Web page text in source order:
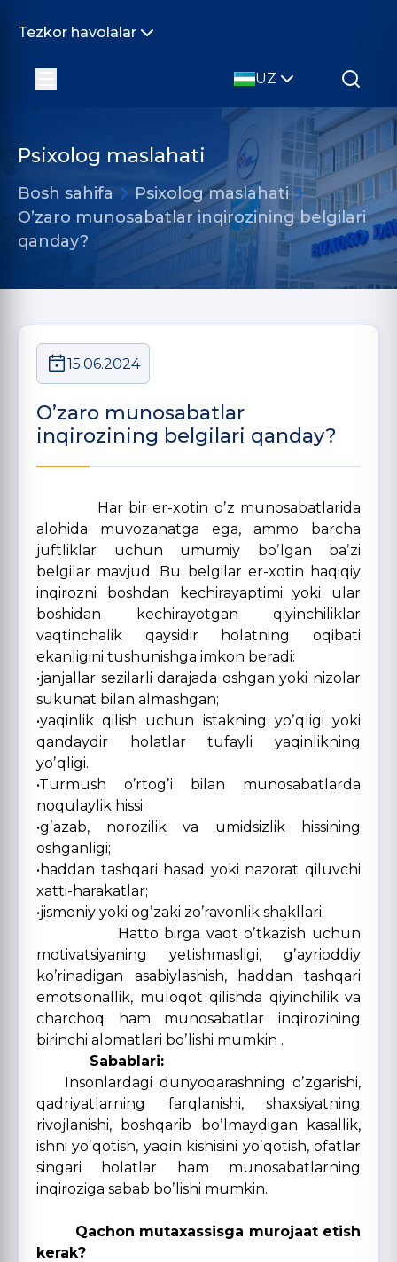
Tezkor havolalar
UZ
Psixolog maslahati
Bosh sahifa
Psixolog maslahati
Oʼzaro munosabatlar inqirozining belgilari
qanday?
15.06.2024
Oʼzaro munosabatlar
inqirozining belgilari qanday?
Har bir er-xotin oʼz munosabatlarida
alohida muvozanatga ega, ammo barcha
juftliklar uchun umumiy boʼlgan baʼzi
belgilar mavjud. Bu belgilar er-xotin haqiqiy
inqirozni boshdan kechirayaptimi yoki ular
boshidan kechirayotgan qiyinchiliklar
vaqtinchalik qaysidir holatning oqibati
ekanligini tushunishga imkon beradi:
•janjallar sezilarli darajada oshgan yoki nizolar
sukunat bilan almashgan;
•yaqinlik qilish uchun istakning yoʼqligi yoki
qandaydir holatlar tufayli yaqinlikning
yoʼqligi.
•Turmush oʼrtogʼi bilan munosabatlarda
noqulaylik hissi;
•gʼazab, norozilik va umidsizlik hissining
oshganligi;
•haddan tashqari hasad yoki nazorat qiluvchi
xatti-harakatlar;
•jismoniy yoki ogʼzaki zoʼravonlik shakllari.
Hatto birga vaqt oʼtkazish uchun
motivatsiyaning yetishmasligi, gʼayrioddiy
koʼrinadigan asabiylashish, haddan tashqari
emotsionallik, muloqot qilishda qiyinchilik va
charchoq ham munosabatlar inqirozining
birinchi alomatlari boʼlishi mumkin .
Sabablari:
Insonlardagi dunyoqarashning oʼzgarishi,
qadriyatlarning farqlanishi, shaxsiyatning
rivojlanishi, boshqarib boʼlmaydigan kasallik,
ishni yoʼqotish, yaqin kishisini yoʼqotish, ofatlar
singari holatlar ham munosabatlarning
inqiroziga sabab boʼlishi mumkin.
Qachon mutaxassisga murojaat etish
kerak?